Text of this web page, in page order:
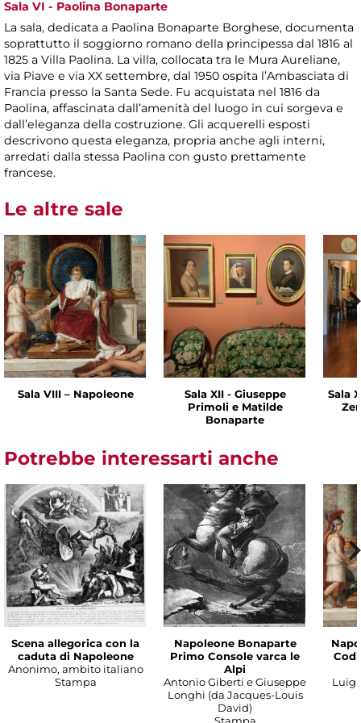
Sala VI - Paolina Bonaparte
La sala, dedicata a Paolina Bonaparte Borghese, documenta
soprattutto il soggiorno romano della principessa dal 1816 al
1825 a Villa Paolina. La villa, collocata tra le Mura Aureliane,
via Piave e via XX settembre, dal 1950 ospita l’Ambasciata di
Francia presso la Santa Sede. Fu acquistata nel 1816 da
Paolina, affascinata dall’amenità del luogo in cui sorgeva e
dall’eleganza della costruzione. Gli acquerelli esposti
descrivono questa eleganza, propria anche agli interni,
arredati dalla stessa Paolina con gusto prettamente
francese.
Le altre sale
Sala VIII – Napoleone
Sala XII - Giuseppe
Primoli e Matilde
Bonaparte
Sala
Potrebbe interessarti anche
Scena allegorica con la
caduta di Napoleone
Anonimo, ambito italiano
Stampa
Napoleone Bonaparte
Primo Console varca le
Alpi
Antonio Giberti e Giuseppe
Longhi (da Jacques-Louis
David)
Luigi